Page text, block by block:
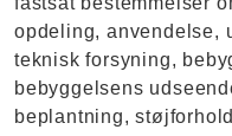
opdeling, anvendelse,
teknisk forsyning,
bebyggelsens
beplantning,